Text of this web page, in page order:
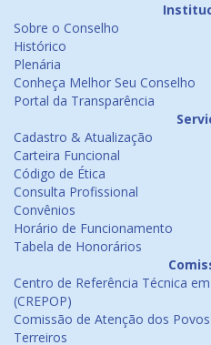
Sobre o Conselho
Histórico
Plenária
Conheça Melhor Seu Conselho
Portal da Transparência
Cadastro & Atualização
Carteira Funcional
Código de Ética
Consulta Profissional
Convênios
Horário de Funcionamento
Tabela de Honorários
Centro de Referência Técnica
(CREPOP)
Comissão de Atenção dos
Terreiros